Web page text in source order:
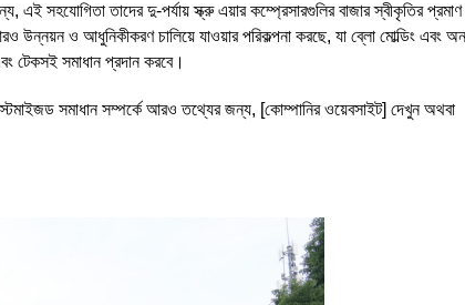
তাদের দু-পর্যায় স্ক্রু এয়ার কম্প্রেসারগুলির বাজার স্বীকৃতির
ও আধুনিকীকরণ চালিয়ে যাওয়ার পরিকল্পনা করছে, যা ব্লো মোল্ডিং এবং
টেকসই সমাধান প্রদান করবে।
সমাধান সম্পর্কে আরও তথ্যের জন্য, [কোম্পানির ওয়েবসাইট] দেখুন অথবা